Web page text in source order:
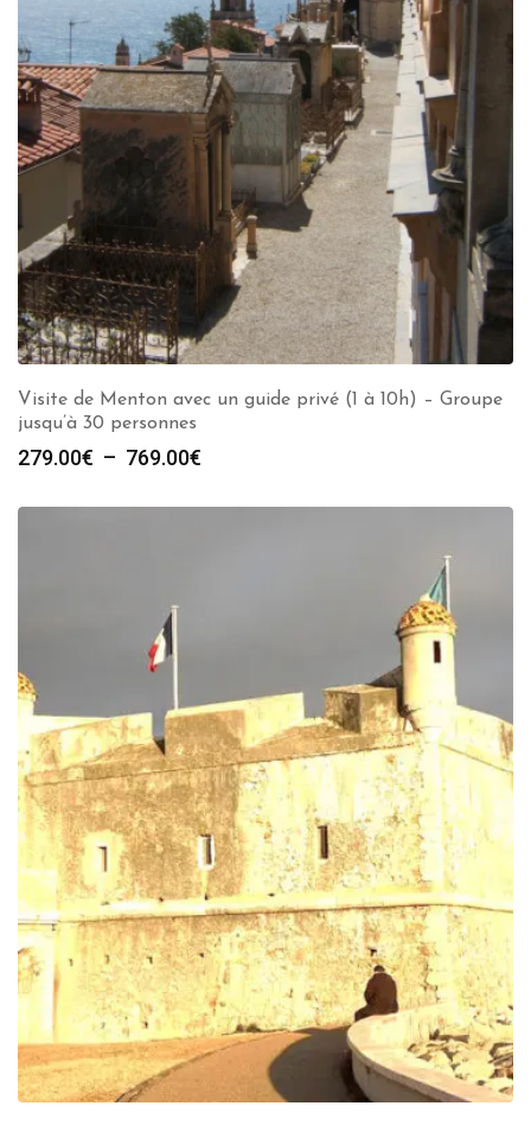
Visite de Menton avec un guide privé (1 à 10h) – Groupe
jusqu’à 30 personnes
279.00€ – 769.00€
prix :